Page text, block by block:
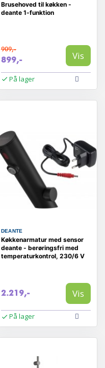
Brusehoved til køkken -
deante 1-funktion
909,-
899,- Vis
På lager
DEANTE
Køkkenarmatur med sensor
deante - berøringsfri med
temperaturkontrol, 230/6 V
2.219,- Vis
På lager